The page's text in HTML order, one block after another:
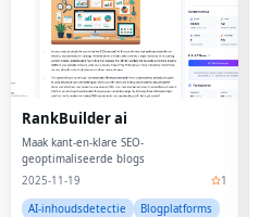
RankBuilder ai
Maak kant-en-klare SEO-
geoptimaliseerde blogs
2025-11-19
1
AI-inhoudsdetectie
Blogplatforms